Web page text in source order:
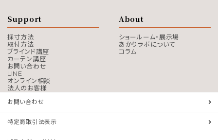
Support
採寸方法
取付方法
ブラインド講座
カーテン講座
お問い合わせ
LINE
オンライン相談
法人のお客様
About
ショールーム・展示場
あかりラボについて
コラム
お問い合わせ
特定商取引法表示